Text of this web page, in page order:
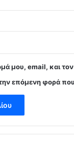
μου, email, και
επόμενη φορά